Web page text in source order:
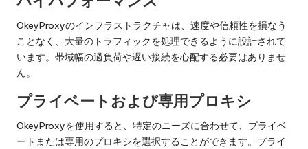
OkeyProxyのインフラストラクチャは、速度や信頼性を損なう
ことなく、大量のトラフィックを処理できるように設計されて
います。帯域幅の過負荷や遅い接続を心配する必要はありませ
ん。
プライベートおよび専用プロキシ
OkeyProxyを使用すると、特定のニーズに合わせて、プライベ
ートまたは専用のプロキシを選択することができます。プライ